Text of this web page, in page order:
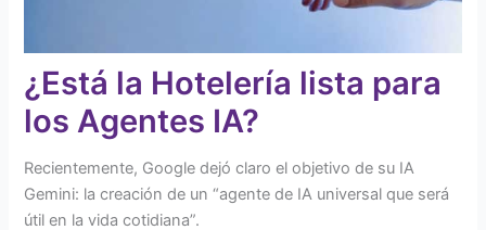
¿Está la Hotelería lista para
los Agentes IA?
Recientemente, Google dejó claro el objetivo de su IA
Gemini: la creación de un “agente de IA universal que será
útil en la vida cotidiana”.